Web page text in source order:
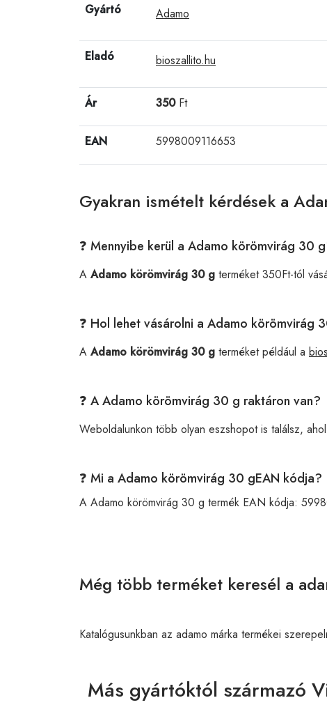
Gyártó Adamo
Eladó bioszallito.hu
Ár 350Ft
EAN 5998009116653
Gyakran ismételt kérdések a
❓ Mennyibe kerül a Adamo körömvirág 30
A Adamo körömvirág 30 g terméket 350Ft-tól
❓ Hol lehet vásárolni a Adamo körömvirág
A Adamo körömvirág 30 g terméket például a
❓ A Adamo körömvirág 30 g raktáron van?
Weboldalunkon több olyan eszshopot is találsz,
❓ Mi a Adamo körömvirág 30 gEAN kódja?
A Adamo körömvirág 30 g termék EAN kódja:
Még több terméket keresél a
Katalógusunkban az adamo márka termékei
Más gyártóktól származó